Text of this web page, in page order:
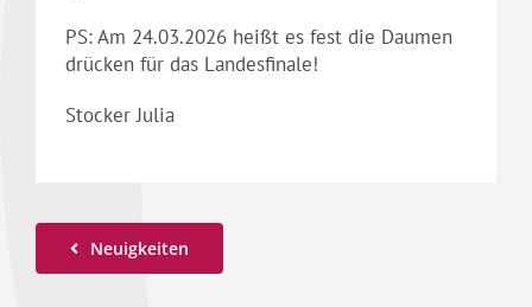
PS: Am 24.03.2026 heißt es fest die Daumen
drücken für das Landesfinale!
Stocker Julia
Neuigkeiten